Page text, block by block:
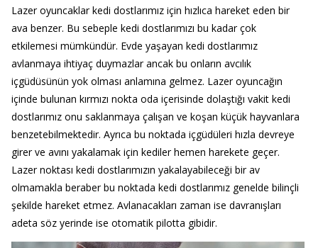
Lazer oyuncaklar kedi dostlarımız için hızlıca hareket eden bir
ava benzer. Bu sebeple kedi dostlarımızı bu kadar çok
etkilemesi mümkündür. Evde yaşayan kedi dostlarımız
avlanmaya ihtiyaç duymazlar ancak bu onların avcılık
içgüdüsünün yok olması anlamına gelmez. Lazer oyuncağın
içinde bulunan kırmızı nokta oda içerisinde dolaştığı vakit kedi
dostlarımız onu saklanmaya çalışan ve koşan küçük hayvanlara
benzetebilmektedir. Ayrıca bu noktada içgüdüleri hızla devreye
girer ve avını yakalamak için kediler hemen harekete geçer.
Lazer noktası kedi dostlarımızın yakalayabileceği bir av
olmamakla beraber bu noktada kedi dostlarımız genelde bilinçli
şekilde hareket etmez. Avlanacakları zaman ise davranışları
adeta söz yerinde ise otomatik pilotta gibidir.